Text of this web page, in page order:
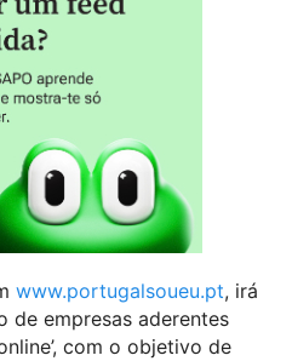
www.portugalsoueu.pt, irá
de empresas aderentes
com o objetivo de